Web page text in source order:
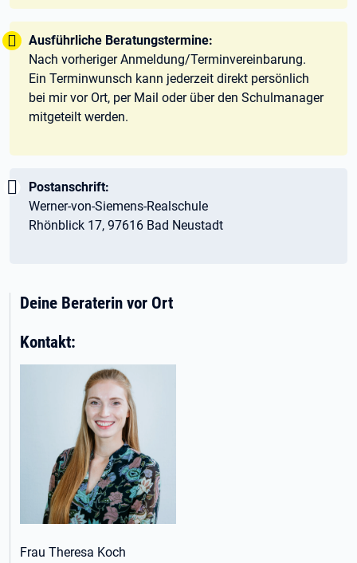
Tipp:
Ausführliche Beratungstermine:
Nach vorheriger Anmeldung/Terminvereinbarung.
Ein Terminwunsch kann jederzeit direkt persönlich
bei mir vor Ort, per Mail oder über den Schulmanager
mitgeteilt werden.
Wichtig:
Postanschrift:
Werner-von-Siemens-Realschule
Rhönblick 17, 97616 Bad Neustadt
Deine Beraterin vor Ort
Kontakt:
Frau Theresa Koch